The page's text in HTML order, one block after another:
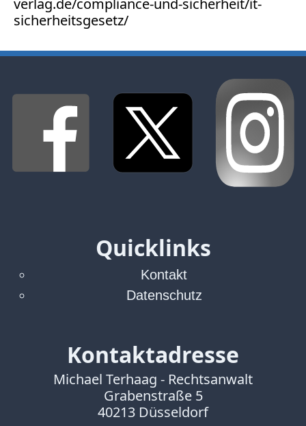
sicherheitsgesetz/
Quicklinks
Kontakt
Datenschutz
Kontaktadresse
Michael Terhaag - Rechtsanwalt
Grabenstraße 5
40213 Düsseldorf